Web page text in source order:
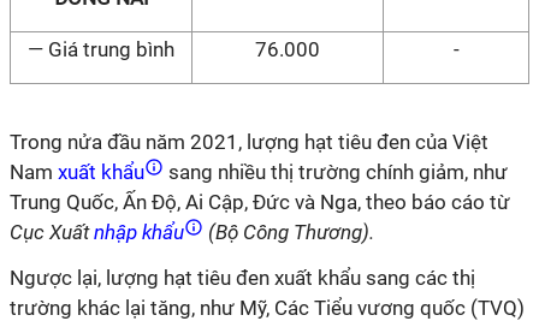
— Giá trung bình 76.000 -
Trong nửa đầu năm 2021, lượng hạt tiêu đen của Việt
Nam xuất khẩu
sang nhiều thị trường chính giảm, như
Trung Quốc, Ấn Độ, Ai Cập, Đức và Nga, theo báo cáo từ
Cục Xuấtnhập khẩu
(Bộ Công Thương).
Ngược lại, lượng hạt tiêu đen xuất khẩu sang các thị
trường khác lại tăng, như Mỹ, Các Tiểu vương quốc (TVQ)